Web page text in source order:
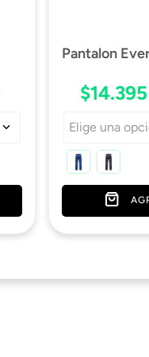
Pantalon
$14.395
Elige una